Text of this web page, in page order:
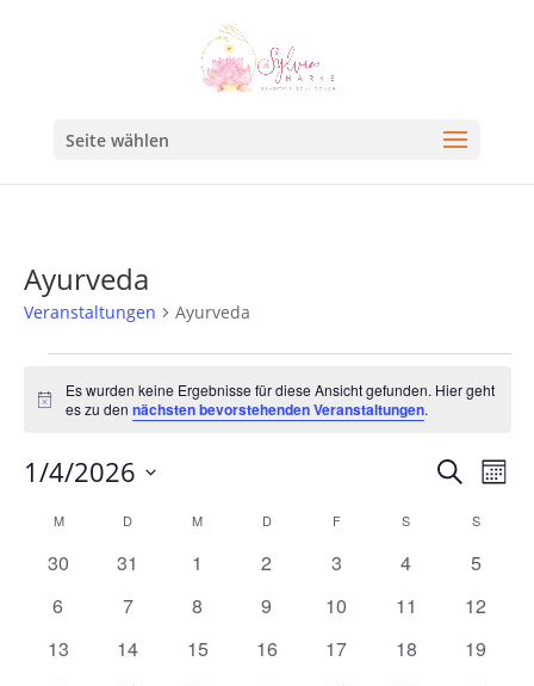
Seite wählen
Ayurveda
Veranstaltungen Ayurveda
Hinweis
Es wurden keine Ergebnisse für diese Ansicht gefunden. Hier geht
es zu dennächsten bevorstehenden Veranstaltungen.
Suche
und
Suche
1/4/2026
Kalender
von
Veranstaltungen
M D M D F S S
0
30
0
31
0
1
0
2
0
3
0
4
0
5
0
6
0
7
0
8
0
9
0
10
0
11
0
12
0
13
0
14
0
15
0
16
0
17
0
18
0
19